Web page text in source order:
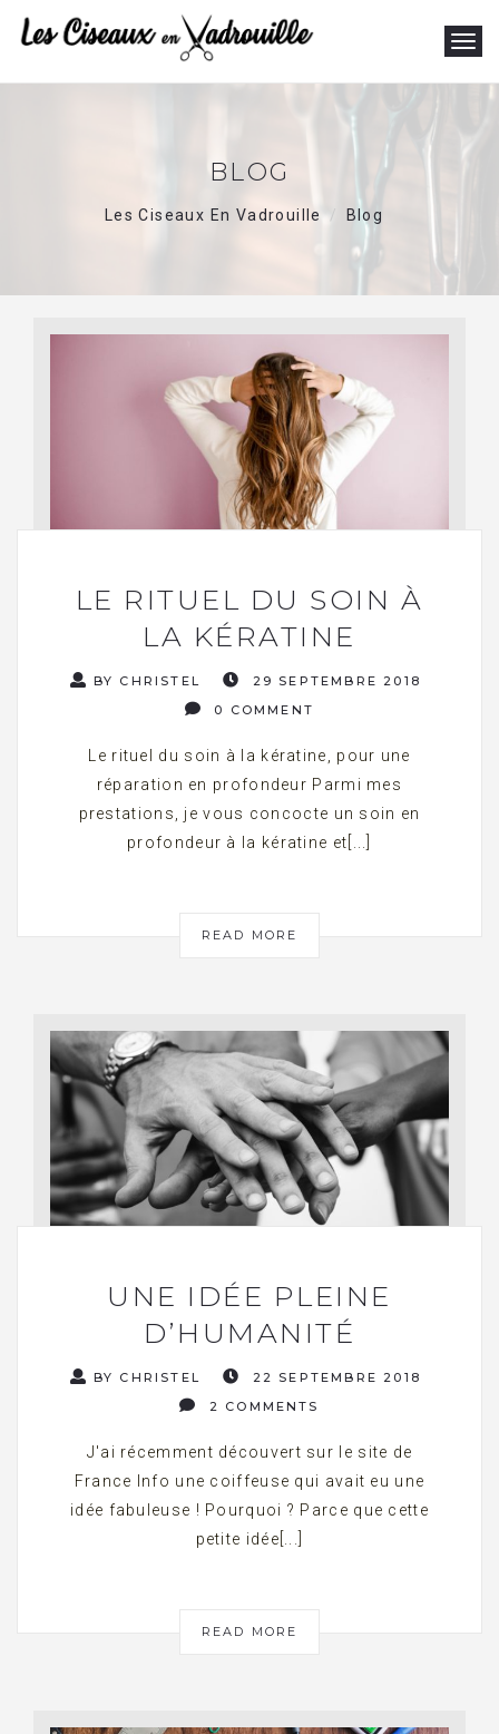
T
g
BLOG
Les Ciseaux En Vadrouille Blog
LE RITUEL DU SOIN À
LA KÉRATINE
BY CHRISTEL
29 SEPTEMBRE 2018
0 COMMENT
Le rituel du soin à la kératine, pour une
réparation en profondeur Parmi mes
prestations, je vous concocte un soin en
profondeur à la kératine et[...]
READ MORE
UNE IDÉE PLEINE
D’HUMANITÉ
BY CHRISTEL
22 SEPTEMBRE 2018
2 COMMENTS
J'ai récemment découvert sur le site de
France Info une coiffeuse qui avait eu une
idée fabuleuse ! Pourquoi ? Parce que cette
petite idée[...]
READ MORE